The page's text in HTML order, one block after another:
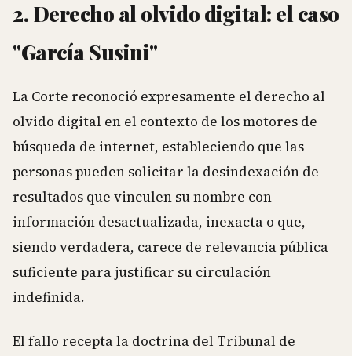
2. Derecho al olvido digital: el caso
"García Susini"
La Corte reconoció expresamente el derecho al
olvido digital en el contexto de los motores de
búsqueda de internet, estableciendo que las
personas pueden solicitar la desindexación de
resultados que vinculen su nombre con
información desactualizada, inexacta o que,
siendo verdadera, carece de relevancia pública
suficiente para justificar su circulación
indefinida.
El fallo recepta la doctrina del Tribunal de